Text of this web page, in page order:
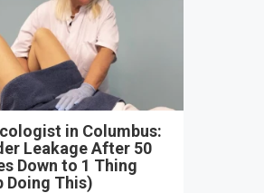
in Columbus:
Leakage After 50
Down to 1 Thing
Doing This)